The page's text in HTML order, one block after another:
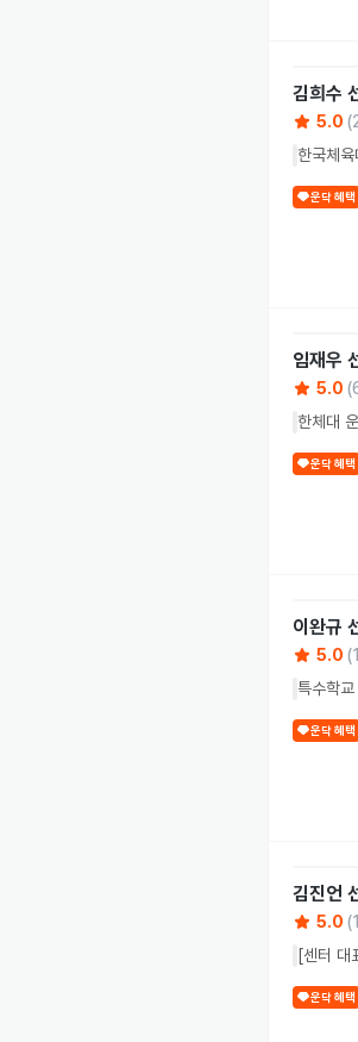
김희수
5.0 (
한국체
운닥 혜택
임재우
5.0 (
한체대
운닥 혜택
이완규
5.0 (
특수학
운닥 혜택
김진언
5.0 (
[센터 대
운닥 혜택